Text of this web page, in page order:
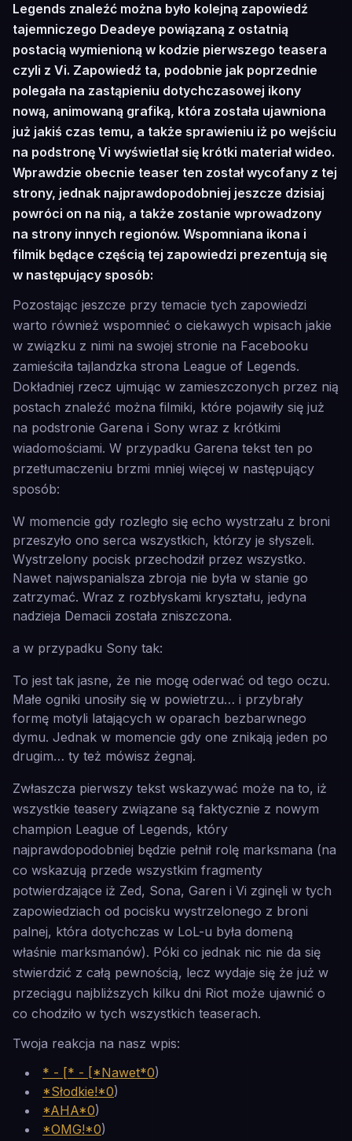
Legends znaleźć można było kolejną zapowiedź
tajemniczego Deadeye powiązaną z ostatnią
postacią wymienioną w kodzie pierwszego teasera
czyli z Vi. Zapowiedź ta, podobnie jak poprzednie
polegała na zastąpieniu dotychczasowej ikony
nową, animowaną grafiką, która została ujawniona
już jakiś czas temu, a także sprawieniu iż po wejściu
na podstronę Vi wyświetlał się krótki materiał wideo.
Wprawdzie obecnie teaser ten został wycofany z tej
strony, jednak najprawdopodobniej jeszcze dzisiaj
powróci on na nią, a także zostanie wprowadzony
na strony innych regionów. Wspomniana ikona i
filmik będące częścią tej zapowiedzi prezentują się
w następujący sposób:
Pozostając jeszcze przy temacie tych zapowiedzi
warto również wspomnieć o ciekawych wpisach jakie
w związku z nimi na swojej stronie na Facebooku
zamieściła tajlandzka strona League of Legends.
Dokładniej rzecz ujmując w zamieszczonych przez nią
postach znaleźć można filmiki, które pojawiły się już
na podstronie Garena i Sony wraz z krótkimi
wiadomościami. W przypadku Garena tekst ten po
przetłumaczeniu brzmi mniej więcej w następujący
sposób:
W momencie gdy rozległo się echo wystrzału z broni
przeszyło ono serca wszystkich, którzy je słyszeli.
Wystrzelony pocisk przechodził przez wszystko.
Nawet najwspanialsza zbroja nie była w stanie go
zatrzymać. Wraz z rozbłyskami kryształu, jedyna
nadzieja Demacii została zniszczona.
a w przypadku Sony tak:
To jest tak jasne, że nie mogę oderwać od tego oczu.
Małe ogniki unosiły się w powietrzu… i przybrały
formę motyli latających w oparach bezbarwnego
dymu. Jednak w momencie gdy one znikają jeden po
drugim… ty też mówisz żegnaj.
Zwłaszcza pierwszy tekst wskazywać może na to, iż
wszystkie teasery związane są faktycznie z nowym
champion League of Legends, który
najprawdopodobniej będzie pełnił rolę marksmana (na
co wskazują przede wszystkim fragmenty
potwierdzające iż Zed, Sona, Garen i Vi zginęli w tych
zapowiedziach od pocisku wystrzelonego z broni
palnej, która dotychczas w LoL-u była domeną
właśnie marksmanów). Póki co jednak nic nie da się
stwierdzić z całą pewnością, lecz wydaje się że już w
przeciągu najbliższych kilku dni Riot może ujawnić o
co chodziło w tych wszystkich teaserach.
Twoja reakcja na nasz wpis:
* - [* - [*Nawet*0)
*Słodkie!*0)
*AHA*0)
*OMG!*0)